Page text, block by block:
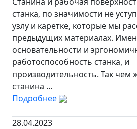
станка, по значимости не
узлу и каретке, которые мы
предыдущих материалах.
основательности и
работоспособность станка, и
производительность. Так чем
станина ...
Подробнее
28.04.2023